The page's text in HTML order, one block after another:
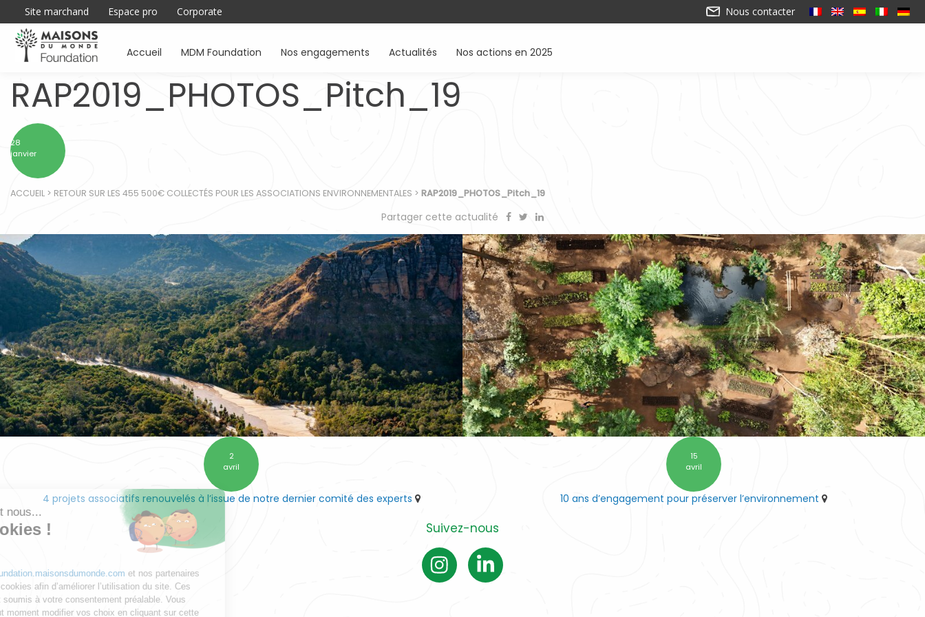
Site marchand Espace pro Corporate Nous contacter
Accueil MDM Foundation Nos engagements Actualités Nos actions en 2025
RAP2019_PHOTOS_Pitch_19
28
janvier
ACCUEIL > RETOUR SUR LES 455 500€ COLLECTÉS POUR LES ASSOCIATIONS ENVIRONNEMENTALES > RAP2019_PHOTOS_Pitch_19
Partager cette actualité
2
avril
4 projets associatifs renouvelés à l’issue de notre dernier comité des experts
15
avril
10 ans d’engagement pour préserver l’environnement
Suivez-nous
Salut c'est nous...
les Cookies !
Notre sitefoundation.maisonsdumonde.com
utilisent des cookies afin d’améliorer l’utilisation du site. Ces
cookies sont soumis à votre consentement préalable. Vous
pouvez à tout moment modifier vos choix en cliquant sur cette